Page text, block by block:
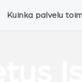
Kuinka palvelu